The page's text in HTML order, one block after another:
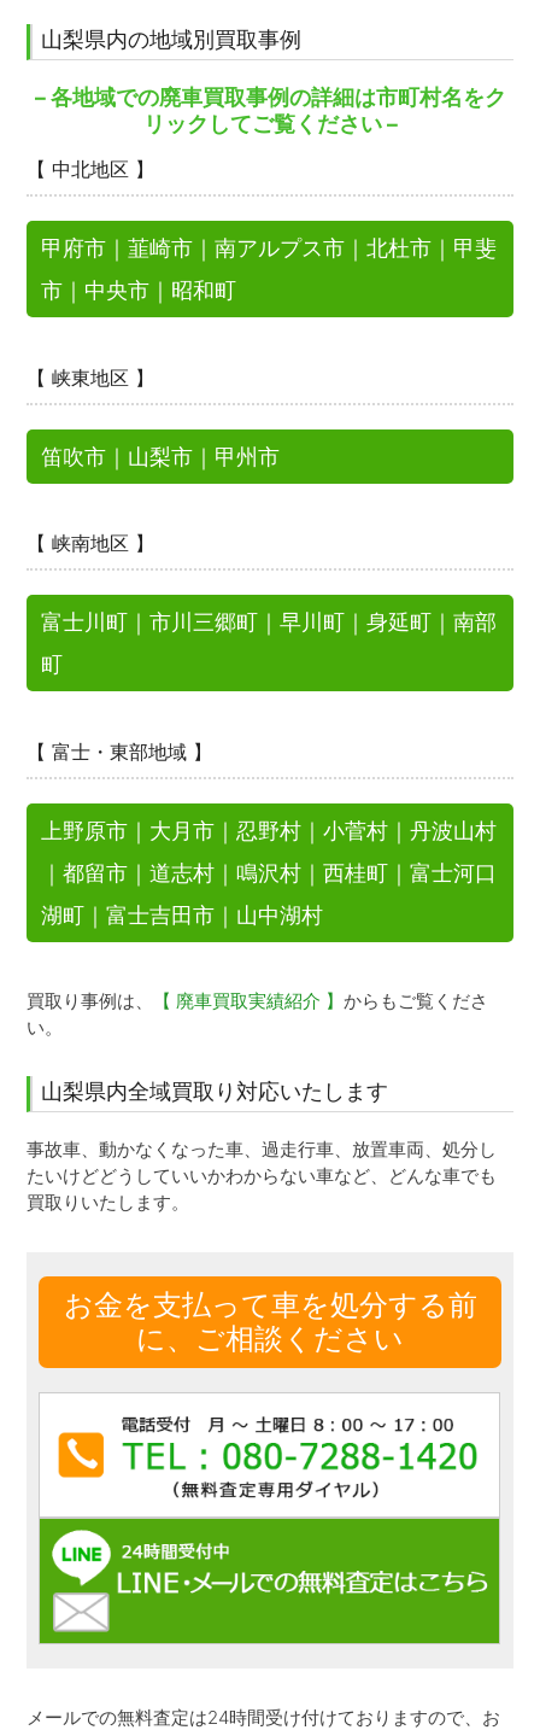
山梨県内の地域別買取事例
– 各地域での廃車買取事例の詳細は市町村名をク
リックしてご覧ください –
【 中北地区 】
甲府市 ｜韮崎市 ｜南アルプス市 ｜北杜市 ｜ 甲斐
市 ｜ 中央市 ｜ 昭和町
【 峡東地区 】
笛吹市 ｜ 山梨市 ｜ 甲州市
【 峡南地区 】
富士川町 ｜市川三郷町 ｜早川町 ｜身延町 ｜南部
町
【 富士・東部地域 】
上野原市 ｜ 大月市 ｜ 忍野村 ｜小菅村 ｜丹波山村
｜都留市 ｜道志村 ｜鳴沢村 ｜西桂町 ｜富士河口
湖町 ｜富士吉田市 ｜ 山中湖村
買取り事例は、 【 廃車買取実績紹介 】からもご覧くださ
い。
山梨県内全域買取り対応いたします
事故車、動かなくなった車、過走行車、放置車両、処分し
たいけどどうしていいかわからない車など、どんな車でも
買取りいたします。
お金を支払って車を処分する前
に、ご相談ください
メールでの無料査定は24時間受け付けておりますので、お